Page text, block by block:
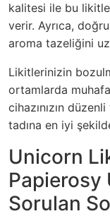
kalitesi ile bu
verir. Ayrıca,
aroma tazeliğini
Likitlerinizin
ortamlarda
cihazınızın
tadına en iyi
Unicorn
Papierosy
Sorulan